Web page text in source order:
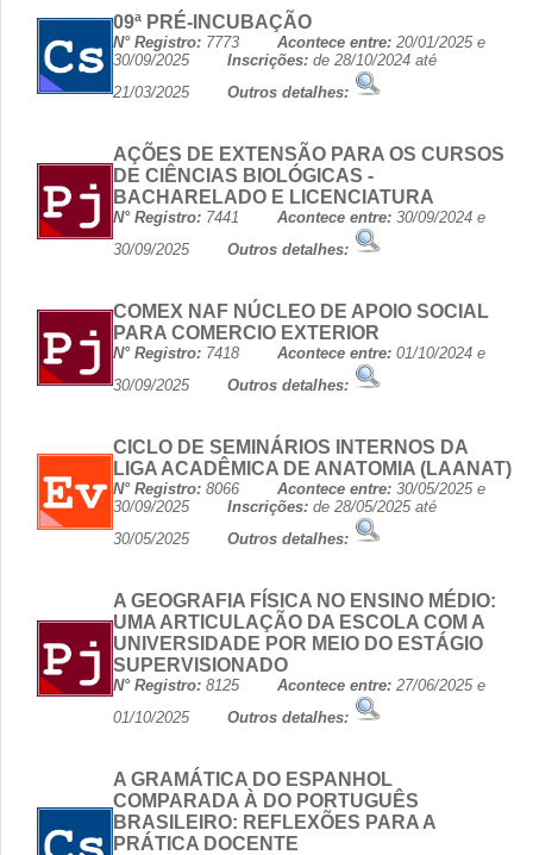
09ª PRÉ-INCUBAÇÃO
N° Registro: 7773 Acontece entre: 20/01/2025 e
30/09/2025 Inscrições: de 28/10/2024 até
21/03/2025 Outros detalhes:
AÇÕES DE EXTENSÃO PARA OS CURSOS
DE CIÊNCIAS BIOLÓGICAS -
BACHARELADO E LICENCIATURA
N° Registro: 7441 Acontece entre: 30/09/2024 e
30/09/2025 Outros detalhes:
COMEX NAF NÚCLEO DE APOIO SOCIAL
PARA COMERCIO EXTERIOR
N° Registro: 7418 Acontece entre: 01/10/2024 e
30/09/2025 Outros detalhes:
CICLO DE SEMINÁRIOS INTERNOS DA
LIGA ACADÊMICA DE ANATOMIA (LAANAT)
N° Registro: 8066 Acontece entre: 30/05/2025 e
30/09/2025 Inscrições: de 28/05/2025 até
30/05/2025 Outros detalhes:
A GEOGRAFIA FÍSICA NO ENSINO MÉDIO:
UMA ARTICULAÇÃO DA ESCOLA COM A
UNIVERSIDADE POR MEIO DO ESTÁGIO
SUPERVISIONADO
N° Registro: 8125 Acontece entre: 27/06/2025 e
01/10/2025 Outros detalhes:
A GRAMÁTICA DO ESPANHOL
COMPARADA À DO PORTUGUÊS
BRASILEIRO: REFLEXÕES PARA A
PRÁTICA DOCENTE